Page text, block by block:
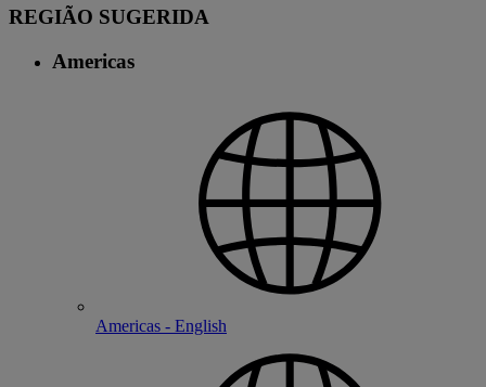
REGIÃO SUGERIDA
Americas
Americas - English